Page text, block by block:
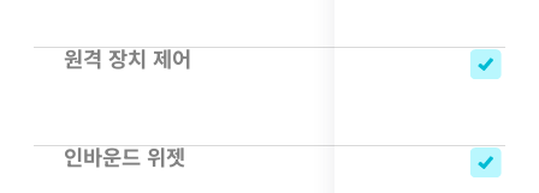
원격 장치 제어
인바운드 위젯